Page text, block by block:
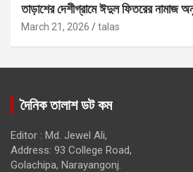
তাড়াশের দেশীগ্রামে ঈদুল ফিতরের নামাজ
March 21, 2026 talas
দৈনিক তালাশ ডট কম
Editor : Md. Jewel Ali,
Address: 93 College Road,
Golachipa, Narayangonj.